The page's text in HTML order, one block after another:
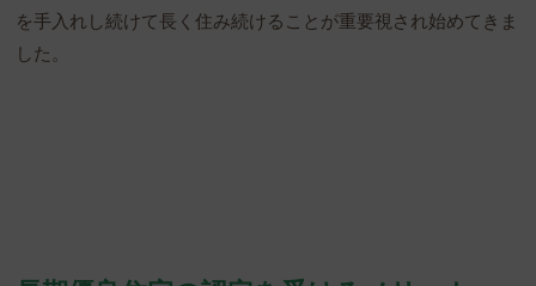
を手入れし続けて長く住み続けることが重要視され始めてきま
した。